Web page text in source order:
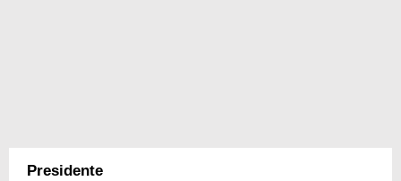
Presidente